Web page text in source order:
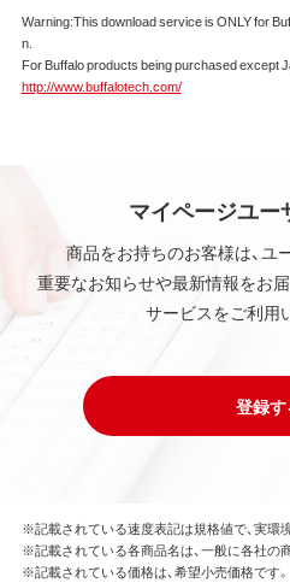
本ソフトウェアは、著作
本ソフトウェアは、本契
使用許諾するものであり、
削除してはならないもの
第3条 使用制限
本ソフトウェアの用途は
フトウェアとともに使用
り、逆アセンブル、逆コ
リング、その他の修正を
はできません。
第4条 保証
Warning:This download service is ONLY for
n.
For Buffalo products being purchased except
http://www.buffalotech.com/
マイページユー
商品をお持ちのお客様は、ユ
重要なお知らせや最新情報をお
サービスをご利用
登録す
※記載されている速度表記は規格値で、実環
※記載されている各商品名は、一般に各社の
※記載されている価格は、希望小売価格です。